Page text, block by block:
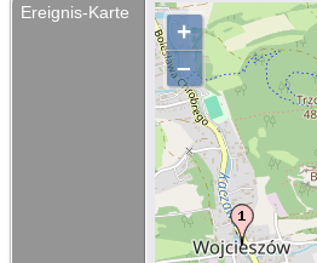
Ereignis-Karte
+
–